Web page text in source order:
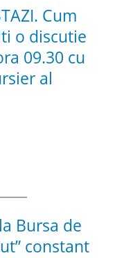
Cum
o discutie
09.30 cu
al
Bursa de
constant